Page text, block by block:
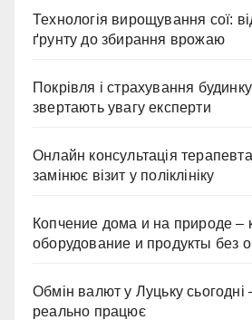
Технологія вирощування сої:
ґрунту до збирання врожаю
Покрівля і страхування
звертають увагу експерти
Онлайн консультація
замінює візит у поліклініку
Копчение дома и на природе –
оборудование и продукты без
Обмін валют у Луцьку сьогодні
реально працює